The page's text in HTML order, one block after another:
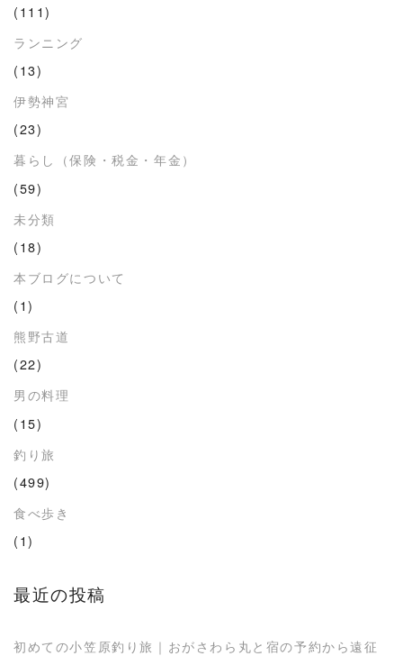
(111)
ランニング
(13)
伊勢神宮
(23)
暮らし（保険・税金・年金）
(59)
未分類
(18)
本ブログについて
(1)
熊野古道
(22)
男の料理
(15)
釣り旅
(499)
食べ歩き
(1)
最近の投稿
初めての小笠原釣り旅｜おがさわら丸と宿の予約から遠征